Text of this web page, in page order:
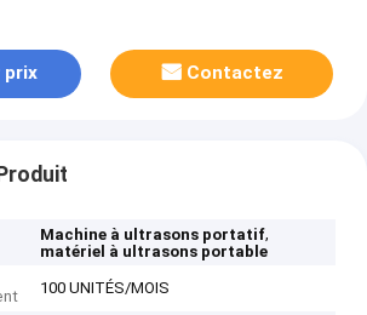
de 2 sondes
prix Contactez
Machine à ultrasons portatif,
matériel à ultrasons portable
100 UNITÉS/MOIS